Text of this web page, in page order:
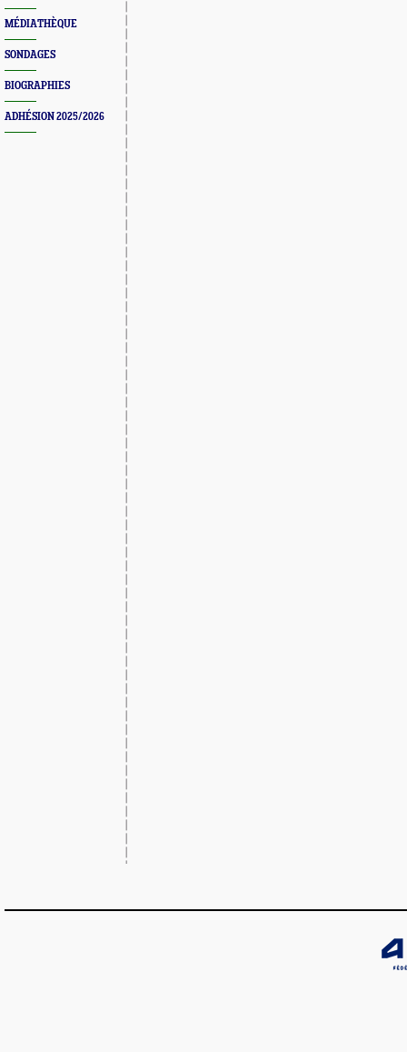
MÉDIATHÈQUE
SONDAGES
BIOGRAPHIES
ADHÉSION 2025/2026